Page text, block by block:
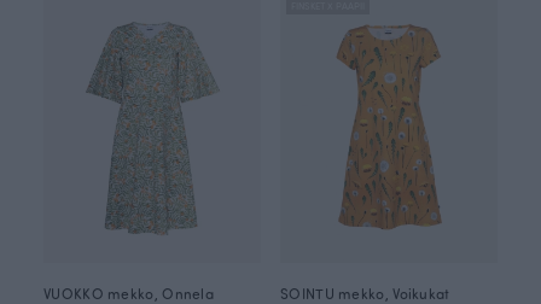
VUOKKO mekko, Onnela
SOINTU mekko, Voikukat